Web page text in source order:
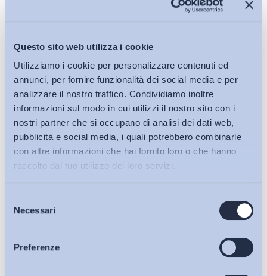
Questo sito web utilizza i cookie
Utilizziamo i cookie per personalizzare contenuti ed
annunci, per fornire funzionalità dei social media e per
analizzare il nostro traffico. Condividiamo inoltre
informazioni sul modo in cui utilizzi il nostro sito con i
nostri partner che si occupano di analisi dei dati web,
pubblicità e social media, i quali potrebbero combinarle
con altre informazioni che hai fornito loro o che hanno
raccolto dal tuo utilizzo dei loro servizi.
delNecessari
Preferenze
Bollettini ADAPT
Articoli